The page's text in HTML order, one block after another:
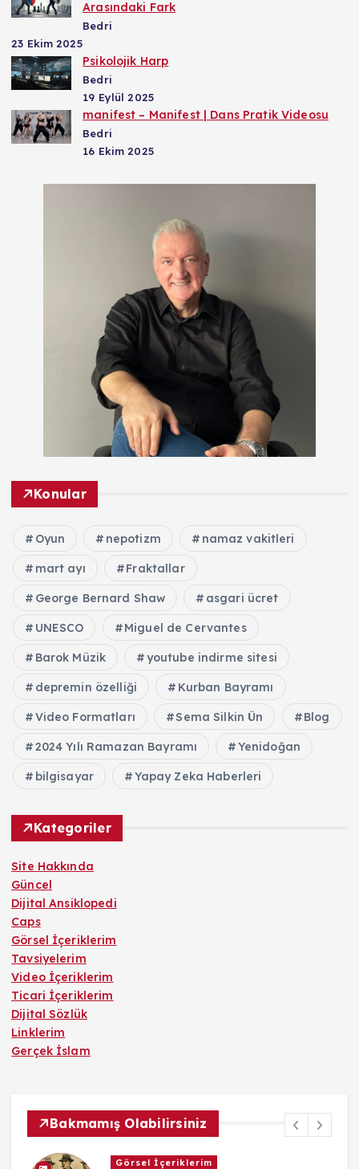
Arasındaki Fark
Bedri
23 Ekim 2025
Psikolojik Harp
Bedri
19 Eylül 2025
manifest – Manifest | Dans Pratik Videosu
Bedri
16 Ekim 2025
Konular
Oyun nepotizm namaz vakitleri
mart ayı Fraktallar
George Bernard Shaw asgari ücret
UNESCO Miguel de Cervantes
Barok Müzik youtube indirme sitesi
depremin özelliği Kurban Bayramı
Video Formatları Sema Silkin Ün Blog
2024 Yılı Ramazan Bayramı Yenidoğan
bilgisayar Yapay Zeka Haberleri
Kategoriler
Site Hakkında
Güncel
Dijital Ansiklopedi
Caps
Görsel İçeriklerim
Tavsiyelerim
Video İçeriklerim
Ticari İçeriklerim
Dijital Sözlük
Linklerim
Gerçek İslam
Bakmamış Olabilirsiniz
Görsel İçeriklerim